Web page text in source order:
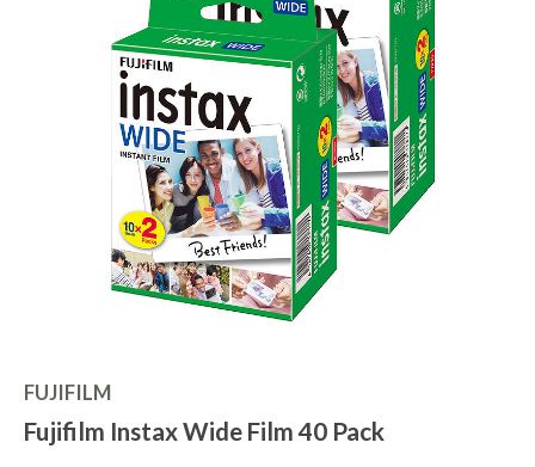
FUJIFILM
Fujifilm Instax Wide Film 40 Pack